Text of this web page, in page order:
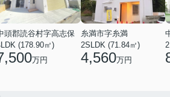
頭郡読谷村字高志保
(178.90㎡)
万円
糸満市字糸満
2SLDK (71.84㎡)
4,560万円